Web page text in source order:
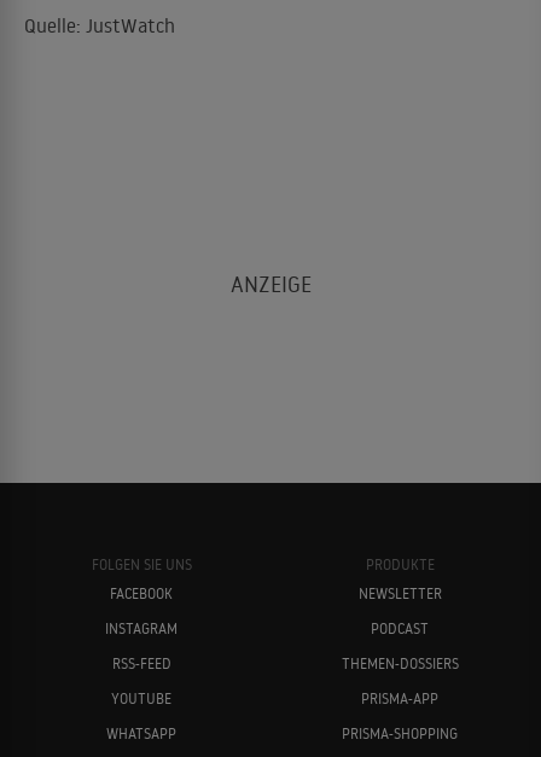
Quelle: JustWatch
FOLGEN SIE UNS
FACEBOOK
INSTAGRAM
RSS-FEED
YOUTUBE
WHATSAPP
PRODUKTE
NEWSLETTER
PODCAST
THEMEN-DOSSIERS
PRISMA-APP
PRISMA-SHOPPING